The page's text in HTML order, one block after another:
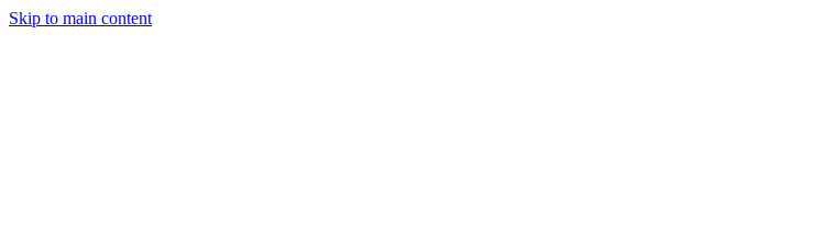
Skip to main content